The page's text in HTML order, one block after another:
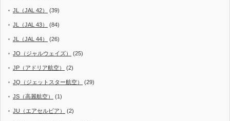
JL（JAL 42） (39)
JL（JAL 43） (84)
JL（JAL 44） (26)
JO（ジャルウェイズ） (25)
JP（アドリア航空） (2)
JQ（ジェットスター航空） (29)
JS（高麗航空） (1)
JU（エアセルビア） (2)